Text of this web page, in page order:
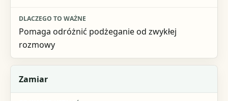
Pomaga odróżnić podżeganie od zwykłej
rozmowy
Zamiar